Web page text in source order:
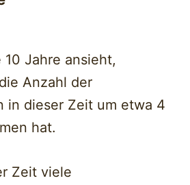
10 Jahre ansieht,
Anzahl der
in dieser Zeit um etwa 4
hat.
Zeit viele